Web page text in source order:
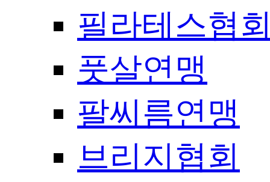
필라테스협
풋살연맹
팔씨름연맹
브리지협회